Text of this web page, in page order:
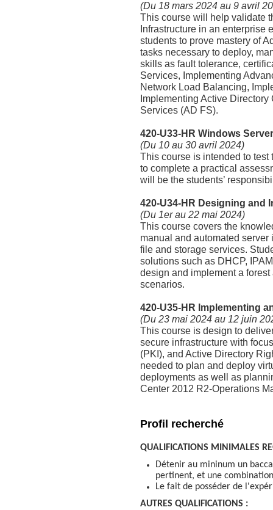
(Du 18 mars 2024 au 9 avril
This course will help validate
Infrastructure in an
students to prove mastery of
tasks necessary to deploy,
skills as fault tolerance,
Services, Implementing
Network Load Balancing,
Implementing Active
Services (AD FS).
420-U33-HR Windows
(Du 10 au 30 avril 2024)
This course is intended to
to complete a practical
will be the students’
420-U34-HR Designing and
(Du 1er au 22 mai 2024)
This course covers the
manual and automated
file and storage services.
solutions such as DHCP,
design and implement a
scenarios.
420-U35-HR Implementing
(Du 23 mai 2024 au 12 juin
This course is design to
secure infrastructure with
(PKI), and Active Directory
needed to plan and deploy
deployments as well as
Center 2012 R2-Operations
Profil recherché
QUALIFICATIONS MINIMALES
Détenir au mininum un
pertinent, et une
Le fait de posséder de
AUTRES QUALIFICATIONS :